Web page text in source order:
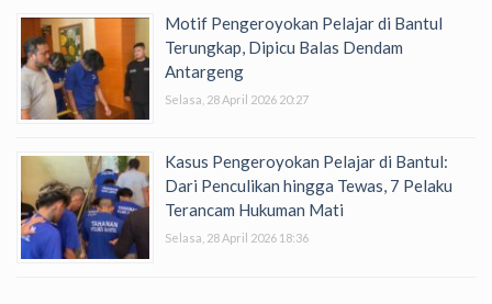
Motif Pengeroyokan Pelajar di Bantul
Terungkap, Dipicu Balas Dendam
Antargeng
Selasa, 28 April 2026 20:27
Kasus Pengeroyokan Pelajar di Bantul:
Dari Penculikan hingga Tewas, 7 Pelaku
Terancam Hukuman Mati
Selasa, 28 April 2026 18:36